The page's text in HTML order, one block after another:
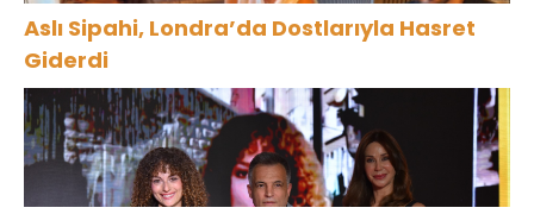
Aslı Sipahi, Londra’da Dostlarıyla Hasret
Giderdi